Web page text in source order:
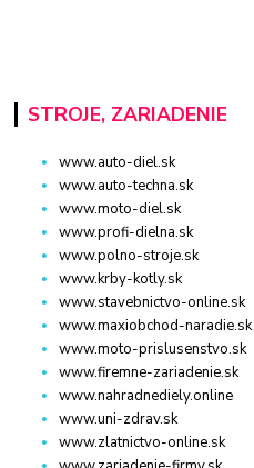
STROJE, ZARIADENIE
www.auto-diel.sk
www.auto-techna.sk
www.moto-diel.sk
www.profi-dielna.sk
www.polno-stroje.sk
www.krby-kotly.sk
www.stavebnictvo-online.sk
www.maxiobchod-naradie.sk
www.moto-prislusenstvo.sk
www.firemne-zariadenie.sk
www.nahradnediely.online
www.uni-zdrav.sk
www.zlatnictvo-online.sk